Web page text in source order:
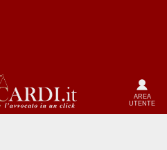
AREA
UTENTE